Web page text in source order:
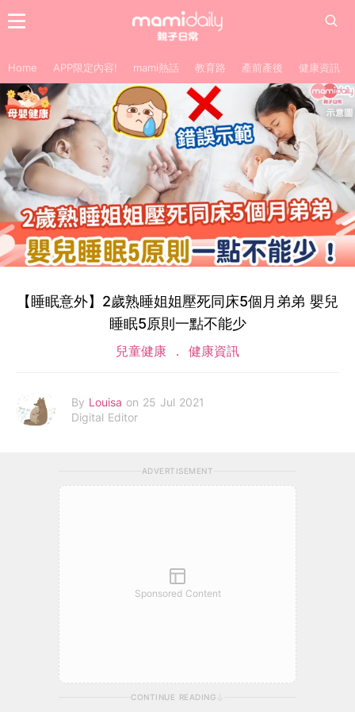
Home APP限定內容! mami熱話 教育路 產前產後 健康資訊
【睡眠意外】2歲熟睡姐姐壓死同床5個月弟弟 嬰兒
睡眠5原則一點不能少
兒童健康 健康資訊
By Louisa on 25 Jul 2021
Digital Editor
ADVERTISEMENT
Sponsored Content
CONTINUE READING